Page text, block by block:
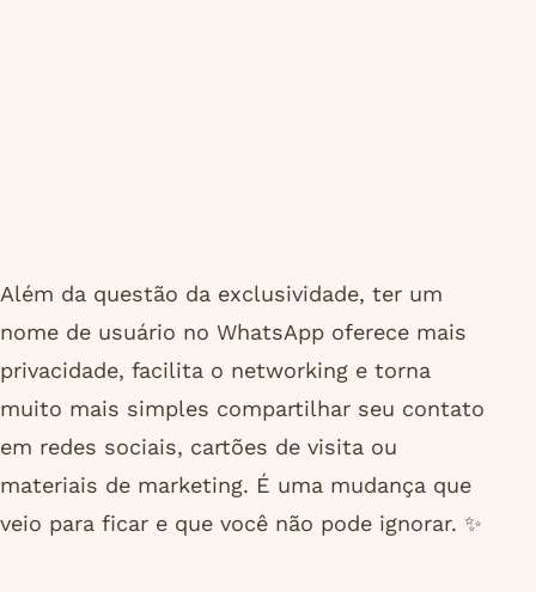
Além da questão da exclusividade, ter um
nome de usuário no WhatsApp oferece mais
privacidade, facilita o networking e torna
muito mais simples compartilhar seu contato
em redes sociais, cartões de visita ou
materiais de marketing. É uma mudança que
veio para ficar e que você não pode ignorar. ✨